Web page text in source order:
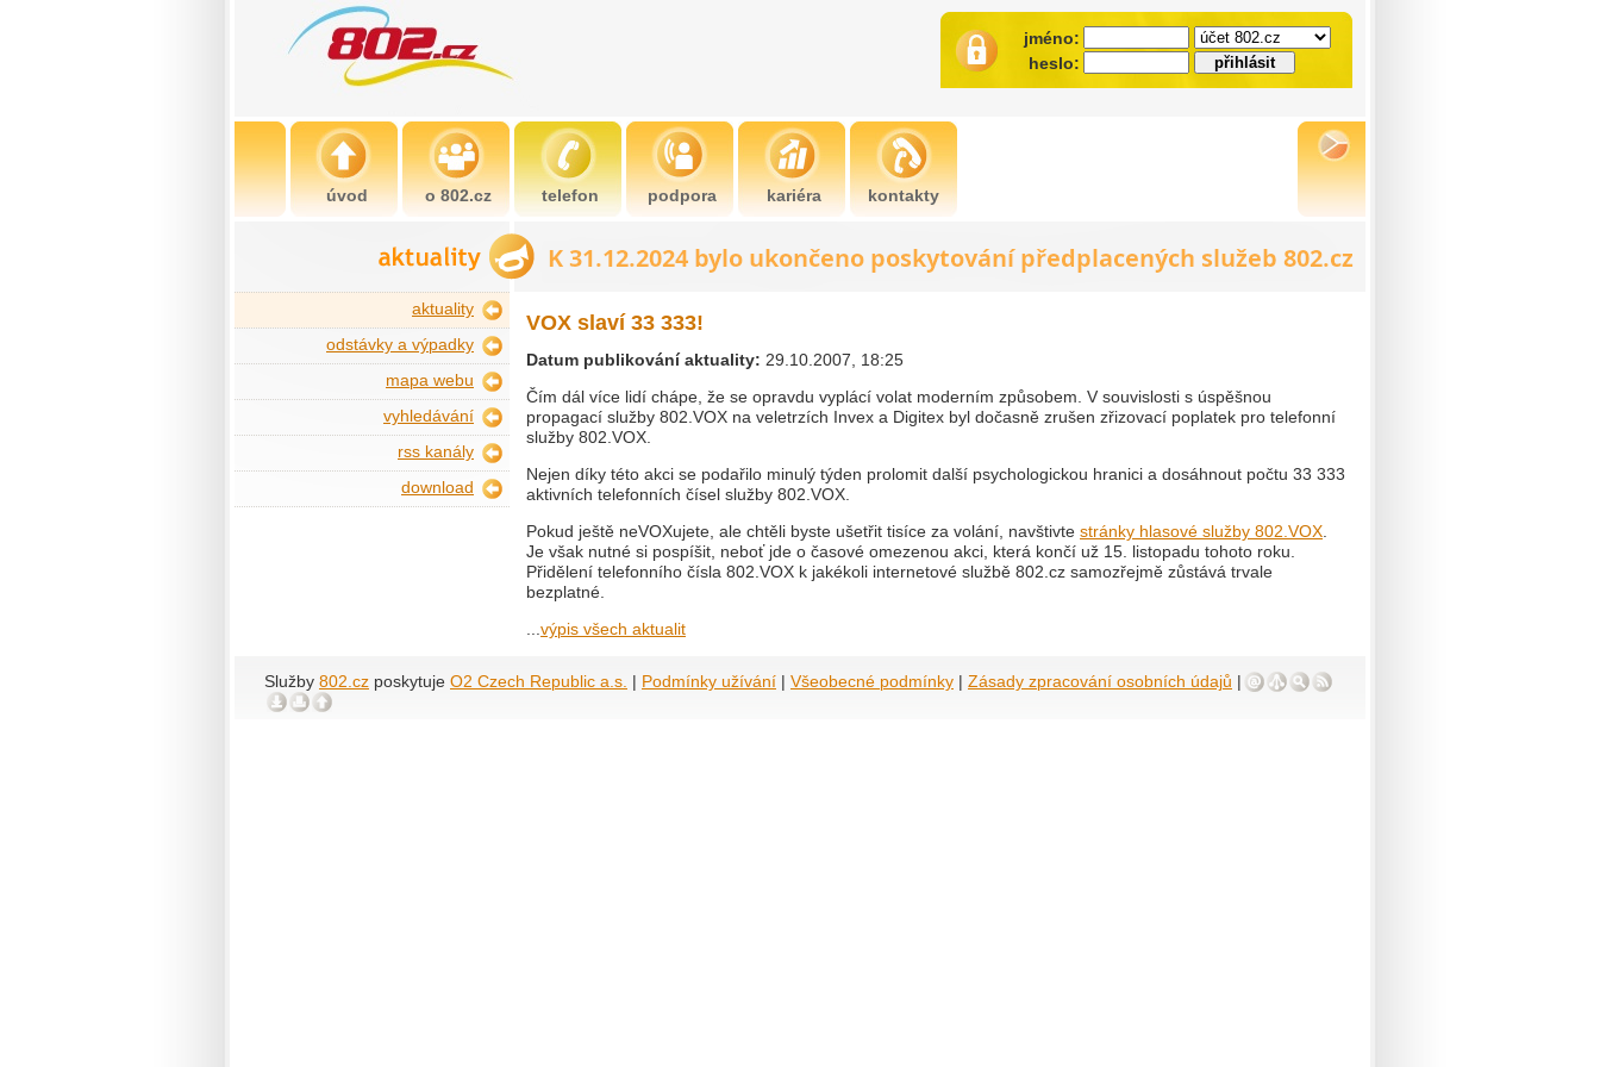
jméno:
heslo:
úvod o 802.cz telefon podpora kariéra kontakty
aktuality
odstávky a výpadky
mapa webu
vyhledávání
rss kanály
download
VOX slaví 33 333!
Datum publikování aktuality: 29.10.2007, 18:25
Čím dál více lidí chápe, že se opravdu vyplácí volat moderním způsobem. V souvislosti s úspěšnou
propagací služby 802.VOX na veletrzích Invex a Digitex byl dočasně zrušen zřizovací poplatek pro telefonní
služby 802.VOX.
Nejen díky této akci se podařilo minulý týden prolomit další psychologickou hranici a dosáhnout počtu 33 333
aktivních telefonních čísel služby 802.VOX.
Pokud ještě neVOXujete, ale chtěli byste ušetřit tisíce za volání, navštivte stránky hlasové služby 802.VOX.
Je však nutné si pospíšit, neboť jde o časové omezenou akci, která končí už 15. listopadu tohoto roku.
Přidělení telefonního čísla 802.VOX k jakékoli internetové službě 802.cz samozřejmě zůstává trvale
bezplatné.
...výpis všech aktualit
Služby 802.cz poskytuje O2 Czech Republic a.s. Podmínky užívání Všeobecné podmínky Zásady zpracování osobních údajů